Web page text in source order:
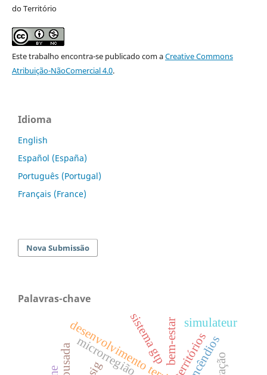
do Território
Este trabalho encontra-se publicado com aCreative Commons
Atribuição-NãoComercial 4.0.
Idioma
English
Español (España)
Português (Portugal)
Français (France)
Nova Submissão
Palavras-chave
territórios
lousada sistema gtp
microrregião incêndios
bem-estar simulateur
sig